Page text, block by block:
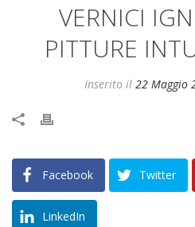
VERNICI
PITTURE
Inserito il 22 Maggio
Facebook Twitter
LinkedIn